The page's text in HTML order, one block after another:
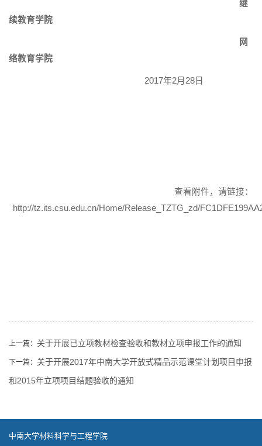
继
续教育学院
网
络教育学院
2017年2月 28日
查看附件，请链接：
http://tz.its.csu.edu.cn/Home/Release_TZTG_zd/
上一篇： 关于开展已立项教材检查验收和教材立项申报工作的通知
下一篇： 关于开展2017年中南大学开放式精品示范课堂计划项目申报
和2015年立项项目结题验收的通知
中南大学材料科学与工程学院